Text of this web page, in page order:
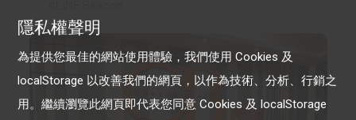
隱私權聲明
為提供您最佳的網站使用體驗，我們使用 Cookies 及
localStorage 以改善我們的網頁，以作為技術、分析、行銷之
用。繼續瀏覽此網頁即代表您同意 Cookies 及 localStorage